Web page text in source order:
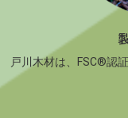
戸川木材は、FSC®認